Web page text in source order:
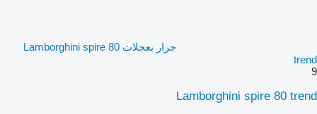
جرار بعجلات Lamborghini spire 80
trend
9
Lamborghini spire 80 trend